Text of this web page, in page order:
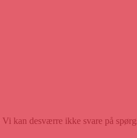
Vi kan desværre ikke svare på